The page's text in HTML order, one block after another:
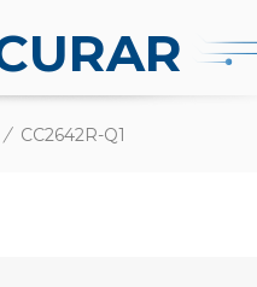
/ CC2642R-Q1